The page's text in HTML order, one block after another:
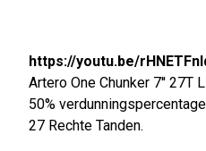
https://youtu.be/
Artero One Chunker 7'' 27T
50%
27 Rechte Tanden.